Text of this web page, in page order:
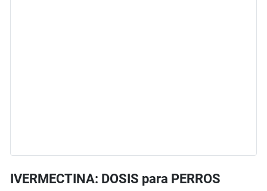
IVERMECTINA: DOSIS para PERROS